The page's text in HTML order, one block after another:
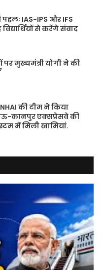
IAS-IPS और IFS
से करेंगे संवाद
मुख्यमंत्री योगी ने की
की टीम ने किया
कानपुर एक्सप्रेसवे की
में मिली खामियां.